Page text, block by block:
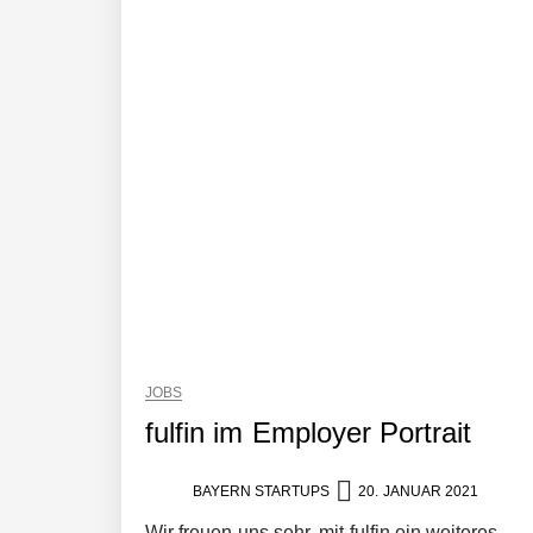
JOBS
fulfin im Employer Portrait
BAYERN STARTUPS 20. JANUAR 2021
Munich Startup Festival vernetzt